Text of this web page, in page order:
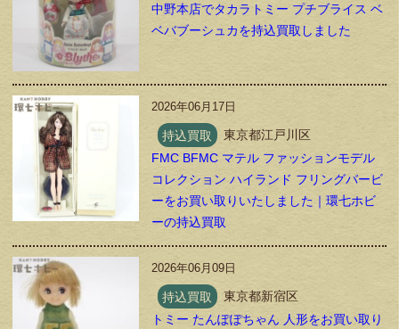
中野本店でタカラトミー プチブライス ベ
ベバブーシュカを持込買取しました
2026年06月17日
持込買取
東京都江戸川区
FMC BFMC マテル ファッションモデル
コレクション ハイランド フリングバービ
ーをお買い取りいたしました｜環七ホビ
ーの持込買取
2026年06月09日
持込買取
東京都新宿区
トミー たんぽぽちゃん 人形をお買い取り